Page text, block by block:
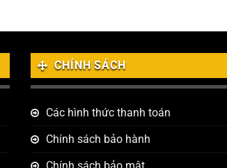
CHÍNH SÁCH
Các hình thức thanh toán
Chính sách bảo hành